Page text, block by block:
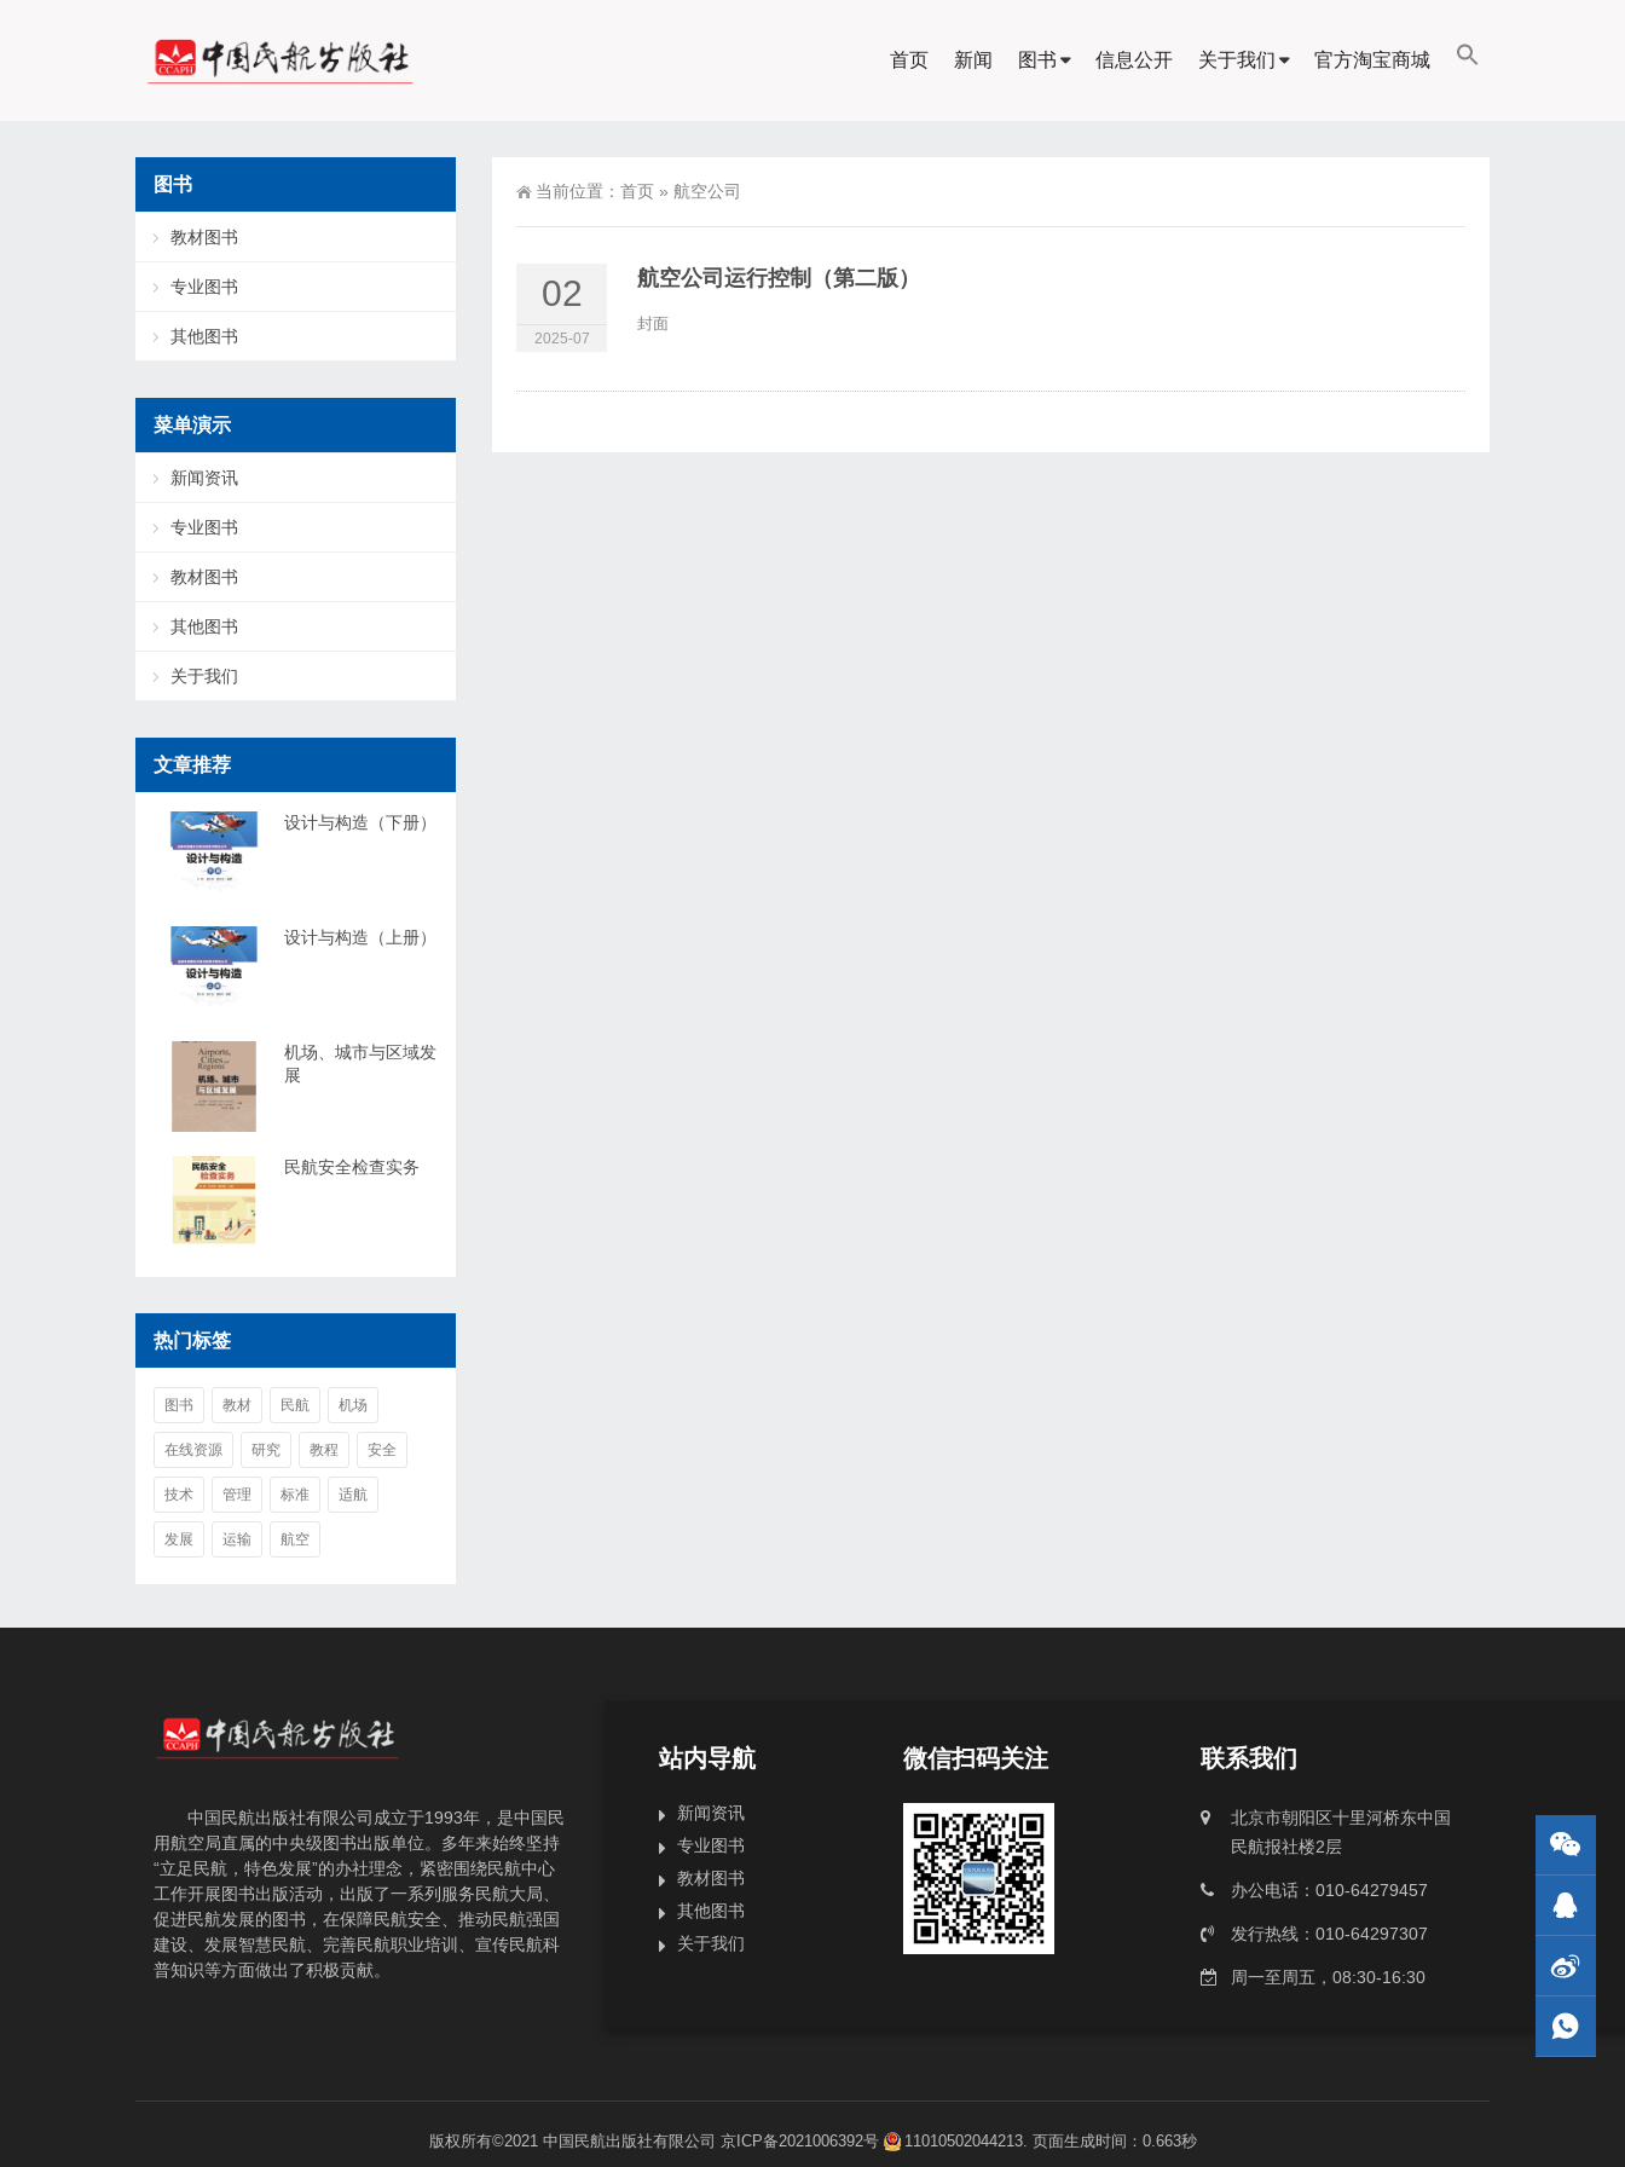
首页 新闻 图书 信息公开 关于我们 官方淘宝商城
当前位置： 首页 » 航空公司
02
2025-07
航空公司运行控制（第二版）
封面
图书
教材图书
专业图书
其他图书
菜单演示
新闻资讯
专业图书
教材图书
其他图书
关于我们
文章推荐
设计与构造（下册）
设计与构造（上册）
机场、城市与区域发
展
民航安全检查实务
热门标签
图书 教材 民航 机场
在线资源 研究 教程 安全
技术 管理 标准 适航
发展 运输 航空
中国民航出版社有限公司成立于1993年，是中国民
用航空局直属的中央级图书出版单位。多年来始终坚持
“立足民航，特色发展”的办社理念，紧密围绕民航中心
工作开展图书出版活动，出版了一系列服务民航大局、
促进民航发展的图书，在保障民航安全、推动民航强国
建设、发展智慧民航、完善民航职业培训、宣传民航科
普知识等方面做出了积极贡献。
站内导航
新闻资讯
专业图书
教材图书
其他图书
关于我们
微信扫码关注 联系我们
北京市朝阳区十里河桥东中国
民航报社楼2层
办公电话：010-64279457
发行热线：010-64297307
周一至周五，08:30-16:30
版权所有©2021 中国民航出版社有限公司 京ICP备2021006392号 11010502044213. 页面生成时间：0.663秒